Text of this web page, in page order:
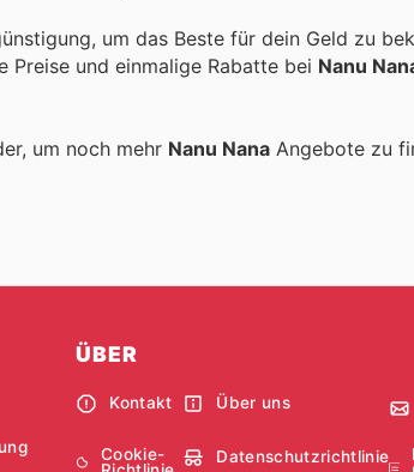
um das Beste für dein Geld zu
Preise und einmalige Rabatte bei Nanu
um noch mehr Nanu Nana Angebote zu
ÜBER
Kontakt Über uns
Cookie-
Datenschutzrichtlinie